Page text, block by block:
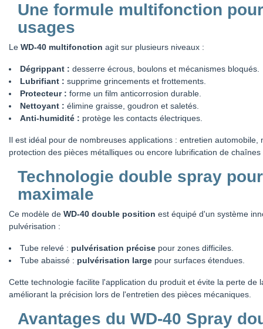
Une formule multifonction
usages
Le WD-40 multifonction agit sur plusieurs niveaux :
Dégrippant : desserre écrous, boulons et mécanismes bloqués.
Lubrifiant : supprime grincements et frottements.
Protecteur : forme un film anticorrosion durable.
Nettoyant : élimine graisse, goudron et saletés.
Anti-humidité : protège les contacts électriques.
Il est idéal pour de nombreuses applications : entretien automobile,
protection des pièces métalliques ou encore lubrification de
Technologie double spray
maximale
Ce modèle de WD-40 double position est équipé d'un système
pulvérisation :
Tube relevé : pulvérisation précise pour zones difficiles.
Tube abaissé : pulvérisation large pour surfaces étendues.
Cette technologie facilite l'application du produit et évite la perte de
améliorant la précision lors de l'entretien des pièces mécaniques.
Avantages du WD-40 Spray